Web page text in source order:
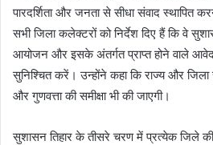
पारदर्शिता और जनता से सीधा संवाद स्थापित
सभी जिला कलेक्टरों को निर्देश दिए हैं कि वे
आयोजन और इसके अंतर्गत प्राप्त होने वाले
सुनिश्चित करें। उन्होंने कहा कि राज्य और जिला
और गुणवत्ता की समीक्षा भी की जाएगी।
सुशासन तिहार के तीसरे चरण में प्रत्येक जिले